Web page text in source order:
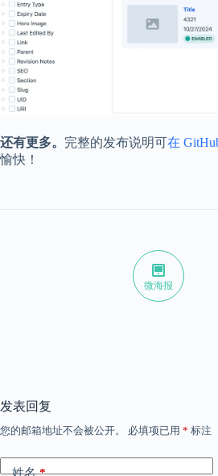
还有更多。 完整的发布说明可在
愉快！
微海报
发表回复
您的邮箱地址不会被公开。 必填项已用 * 标注
姓名*